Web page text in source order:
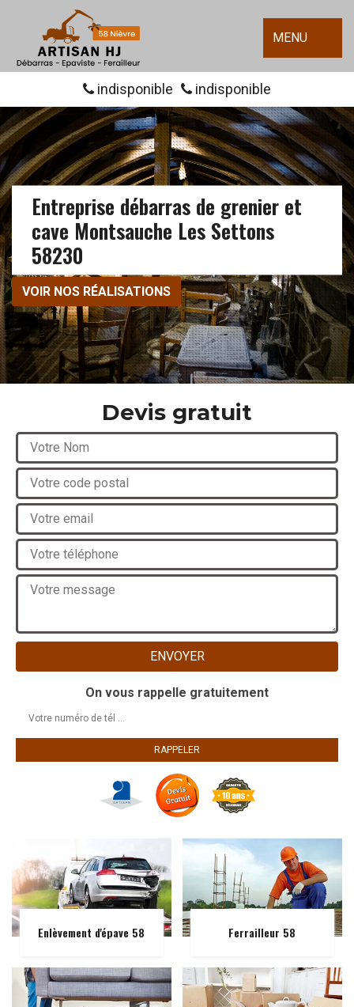
MENU
indisponible indisponible
Entreprise débarras de grenier et
cave Montsauche Les Settons
58230
VOIR NOS RÉALISATIONS
Devis gratuit
On vous rappelle gratuitement
Enlèvement d'épave 58 Ferrailleur 58